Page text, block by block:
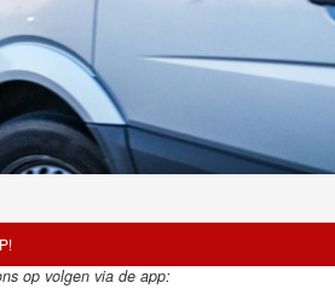
op volgen via de app: